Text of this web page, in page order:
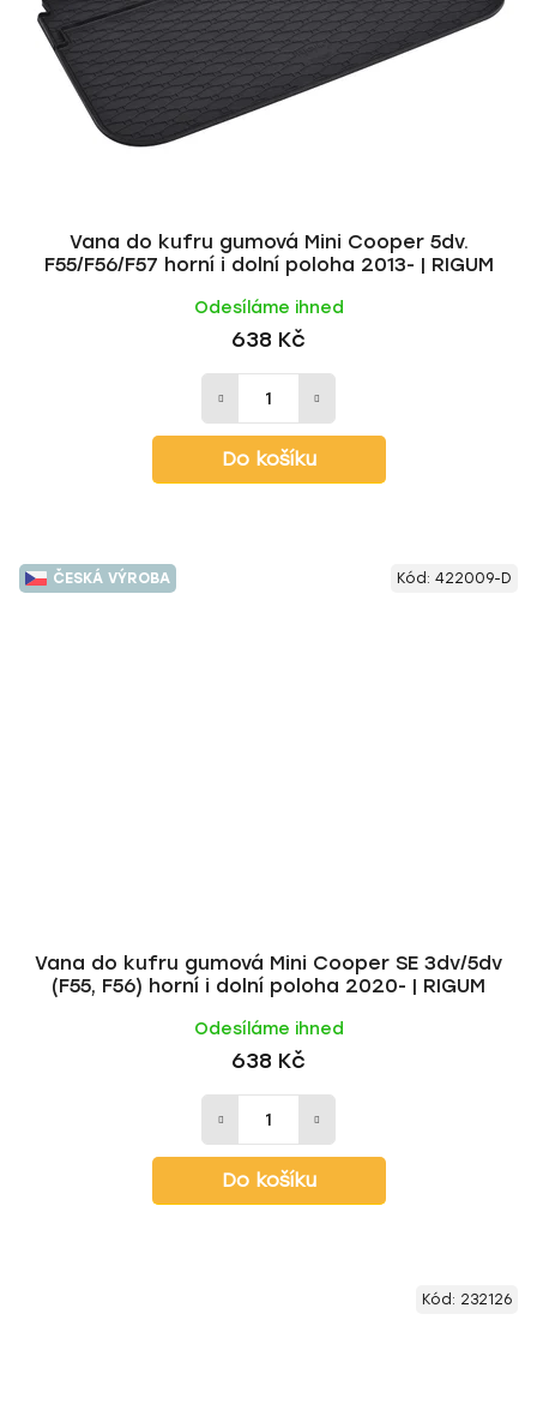
Vana do kufru gumová Mini Cooper 5dv.
F55/F56/F57 horní i dolní poloha 2013- | RIGUM
Odesíláme ihned
638 Kč
Do košíku
ČESKÁ VÝROBA
Vana do kufru gumová Mini Cooper SE 3dv/5dv
(F55, F56) horní i dolní poloha 2020- | RIGUM
Odesíláme ihned
638 Kč
Do košíku
Kód: 422009-D
Kód: 232126